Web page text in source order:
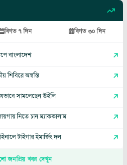
বিগত ৭ দিন বিগত ৩০ দিন
বাংলাদেশ
শিবিরে অস্বস্তি
সামলেছেন উইলি
নিতে চান ম্যাককালাম
টাইগার ইমার্জিং দল
জনপ্রিয় খবর দেখুন